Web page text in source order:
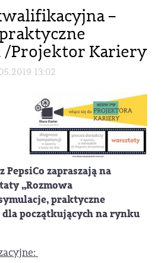
–
/Projektor Kariery
13:02
zapraszają na
„Rozmowa
praktyczne
początkujących na rynku